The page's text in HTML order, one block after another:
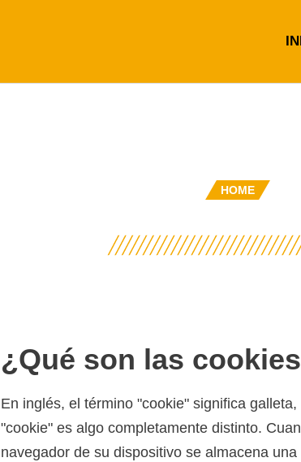
HOME
¿Qué son las
En inglés, el término "cookie" significa
"cookie" es algo completamente distinto.
navegador de su dispositivo se almacena